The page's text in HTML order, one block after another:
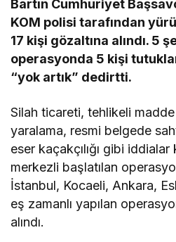
Bartın Cumhuriyet
KOM polisi tarafından
17 kişi gözaltına alındı. 5
operasyonda 5 kişi
“yok artık” dedirtti.
Silah ticareti, tehlikeli
yaralama, resmi belgede
eser kaçakçılığı gibi iddialar
merkezli başlatılan
İstanbul, Kocaeli, Ankara,
eş zamanlı yapılan
alındı.